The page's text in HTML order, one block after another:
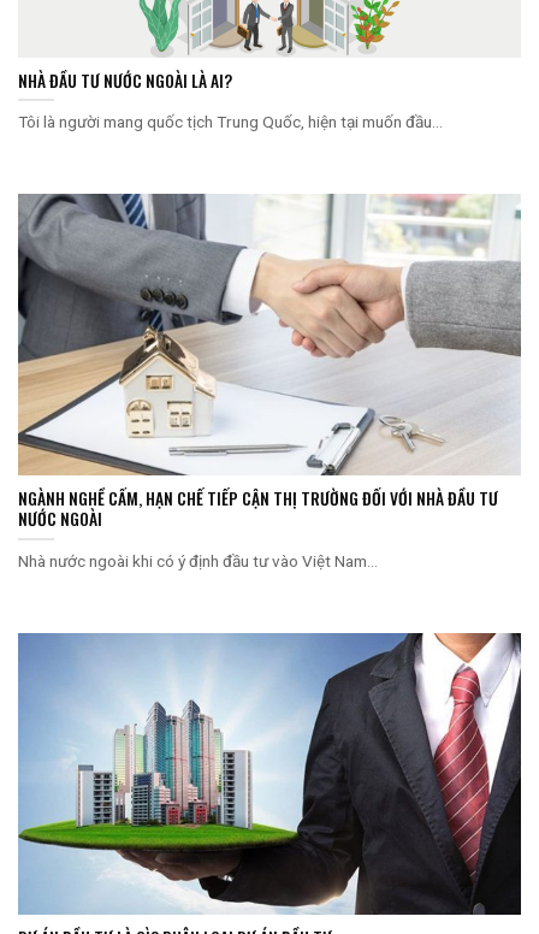
NHÀ ĐẦU TƯ NƯỚC NGOÀI LÀ AI?
Tôi là người mang quốc tịch Trung Quốc, hiện tại muốn đầu...
NGÀNH NGHỀ CẤM, HẠN CHẾ TIẾP CẬN THỊ TRƯỜNG ĐỐI VỚI NHÀ ĐẦU TƯ
NƯỚC NGOÀI
Nhà nước ngoài khi có ý định đầu tư vào Việt Nam...